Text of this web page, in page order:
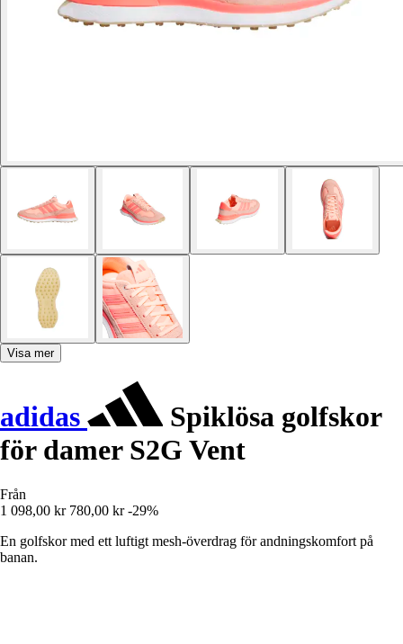
Visa mer
adidas
Spiklösa golfskor
för damer S2G Vent
Från
1 098,00 kr 780,00 kr -29%
En golfskor med ett luftigt mesh-överdrag för andningskomfort på
banan.